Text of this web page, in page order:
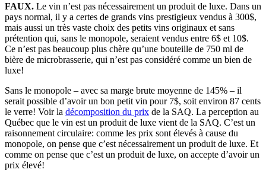
FAUX. Le vin n’est pas nécessairement un produit de luxe. Dans un
pays normal, il y a certes de grands vins prestigieux vendus à 300$,
mais aussi un très vaste choix des petits vins originaux et sans
prétention qui, sans le monopole, seraient vendus entre 6$ et 10$.
Ce n’est pas beaucoup plus chère qu’une bouteille de 750 ml de
bière de microbrasserie, qui n’est pas considéré comme un bien de
luxe!
Sans le monopole – avec sa marge brute moyenne de 145% – il
serait possible d’avoir un bon petit vin pour 7$, soit environ 87 cents
le verre! Voir la décomposition du prix de la SAQ. La perception au
Québec que le vin est un produit de luxe vient de la SAQ. C’est un
raisonnement circulaire: comme les prix sont élevés à cause du
monopole, on pense que c’est nécessairement un produit de luxe. Et
comme on pense que c’est un produit de luxe, on accepte d’avoir un
prix élevé!